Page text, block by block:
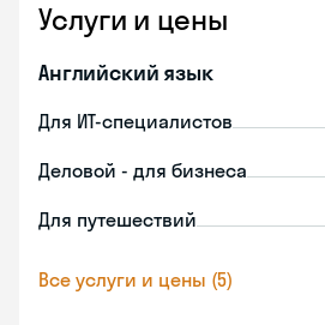
Услуги и цены
Английский язык
Для ИТ-специалистов
Деловой - для бизнеса
Для путешествий
Все услуги и цены (5)